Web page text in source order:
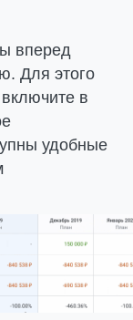
вперед
Для этого
в
удобные